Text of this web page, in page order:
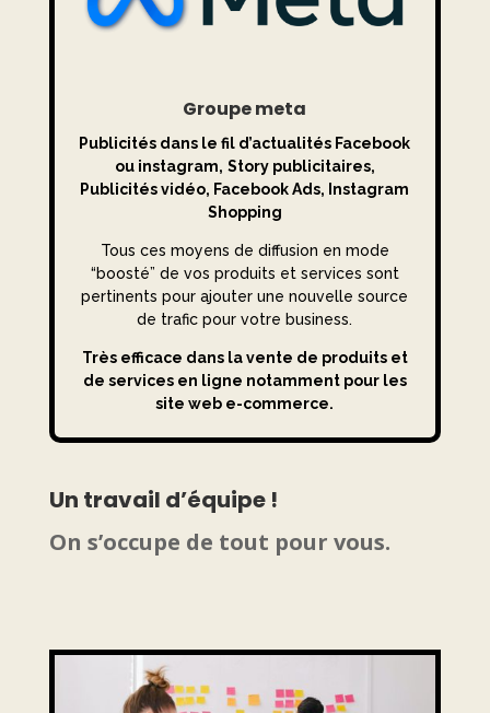
Groupe meta
Publicités dans le fil d’actualités Facebook
ou instagram, Story publicitaires,
Publicités vidéo, Facebook Ads, Instagram
Shopping
Tous ces moyens de diffusion en mode
“boosté” de vos produits et services sont
pertinents pour ajouter une nouvelle source
de trafic pour votre business.
Très efficace dans la vente de produits et
de services en ligne notamment pour les
site web e-commerce.
Un travail d’équipe !
On s’occupe de tout pour vous.